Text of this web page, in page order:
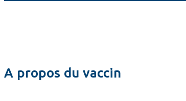
A propos du vaccin